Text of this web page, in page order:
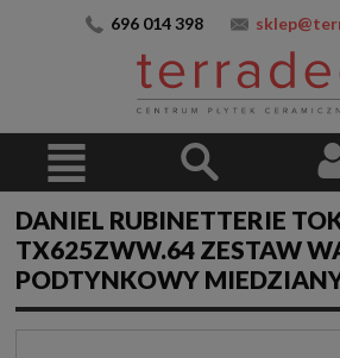
696 014 398
DANIEL RUBINETTERIE
TX625ZWW.64 ZESTAW
PODTYNKOWY